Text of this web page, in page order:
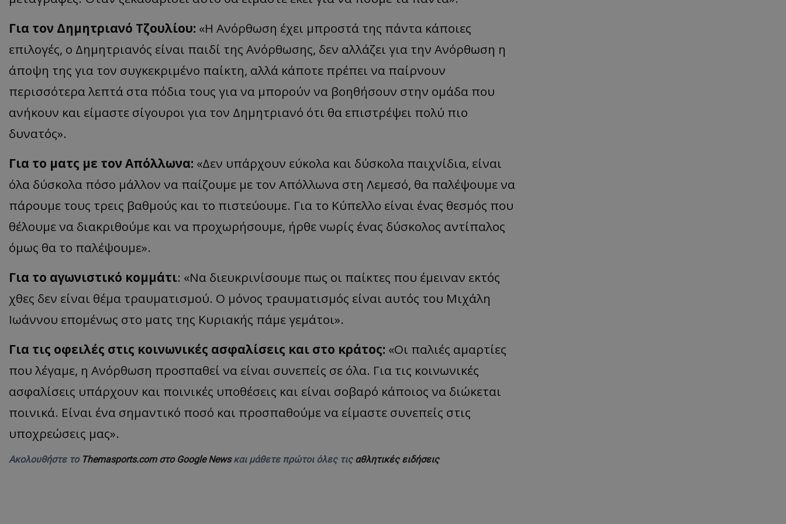
Για τον Δημητριανό Τζουλίου: «Η Ανόρθωση έχει μπροστά της πάντα κάποιες
επιλογές, ο Δημητριανός είναι παιδί της Ανόρθωσης, δεν αλλάζει για την Ανόρθωση η
άποψη της για τον συγκεκριμένο παίκτη, αλλά κάποτε πρέπει να παίρνουν
περισσότερα λεπτά στα πόδια τους για να μπορούν να βοηθήσουν στην ομάδα που
ανήκουν και είμαστε σίγουροι για τον Δημητριανό ότι θα επιστρέψει πολύ πιο
δυνατός».
Για το ματς με τον Απόλλωνα: «Δεν υπάρχουν εύκολα και δύσκολα παιχνίδια, είναι
όλα δύσκολα πόσο μάλλον να παίζουμε με τον Απόλλωνα στη Λεμεσό, θα παλέψουμε να
πάρουμε τους τρεις βαθμούς και το πιστεύουμε. Για το Κύπελλο είναι ένας θεσμός που
θέλουμε να διακριθούμε και να προχωρήσουμε, ήρθε νωρίς ένας δύσκολος αντίπαλος
όμως θα το παλέψουμε».
Για το αγωνιστικό κομμάτι: «Να διευκρινίσουμε πως οι παίκτες που έμειναν εκτός
χθες δεν είναι θέμα τραυματισμού. Ο μόνος τραυματισμός είναι αυτός του Μιχάλη
Ιωάννου επομένως στο ματς της Κυριακής πάμε γεμάτοι».
Για τις οφειλές στις κοινωνικές ασφαλίσεις και στο κράτος: «Οι παλιές αμαρτίες
που λέγαμε, η Ανόρθωση προσπαθεί να είναι συνεπείς σε όλα. Για τις κοινωνικές
ασφαλίσεις υπάρχουν και ποινικές υποθέσεις και είναι σοβαρό κάποιος να διώκεται
ποινικά. Είναι ένα σημαντικό ποσό και προσπαθούμε να είμαστε συνεπείς στις
υποχρεώσεις μας».
Ακολουθήστε το Themasports.com στο Google Newsκαι μάθετε πρώτοι όλες τις αθλητικές ειδήσεις